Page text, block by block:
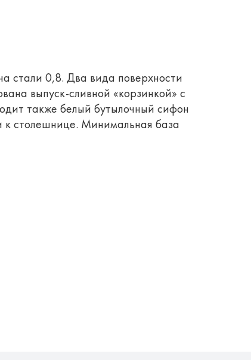
стали 0,8. Два вида поверхности
выпуск-сливной «корзинкой» с
также белый бутылочный сифон
к столешнице. Минимальная база